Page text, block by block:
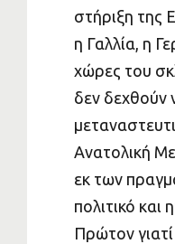
στήριξη της
η Γαλλία, η
χώρες του
δεν δεχθούν
Ανατολική
εκ των
πολιτικό και
Πρώτον